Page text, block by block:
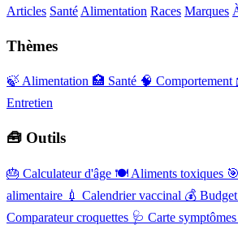
Articles Santé Alimentation Races Marques
Thèmes
🍃 Alimentation 🏥 Santé 🧠 Comportement
Entretien
🧰 Outils
🎂 Calculateur d'âge 🍽️ Aliments toxiques 🎯
alimentaire 💉 Calendrier vaccinal 💰
Comparateur croquettes 🩺 Carte symptômes